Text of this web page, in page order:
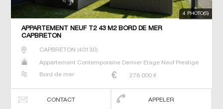
4 PHOTO(S)
APPARTEMENT NEUF T2 43 M2 BORD DE MER
CAPBRETON
CAPBRETON (40130)
Appartement Contemporaine Dernier Etage Neuf Prestige
Bord de mer
278 000 €
CONTACT APPELER